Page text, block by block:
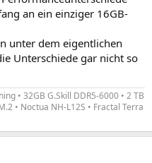
an ein einziger 16GB-
unter dem eigentlichen
Unterschiede gar nicht so
• 32GB G.Skill DDR5-6000 • 2 TB
• Noctua NH-L12S • Fractal Terra